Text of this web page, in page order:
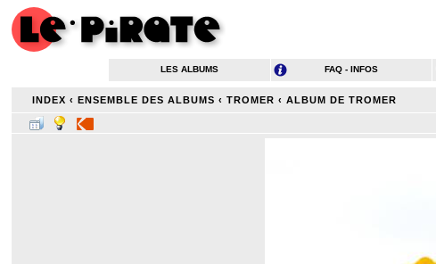
LES ALBUMS FAQ - INFOS
INDEX ‹ ENSEMBLE DES ALBUMS ‹ TROMER ‹ ALBUM DE TROMER